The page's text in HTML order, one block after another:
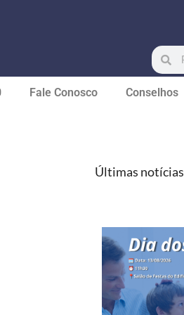
Fale Conosco Conselhos
Últimas notícias